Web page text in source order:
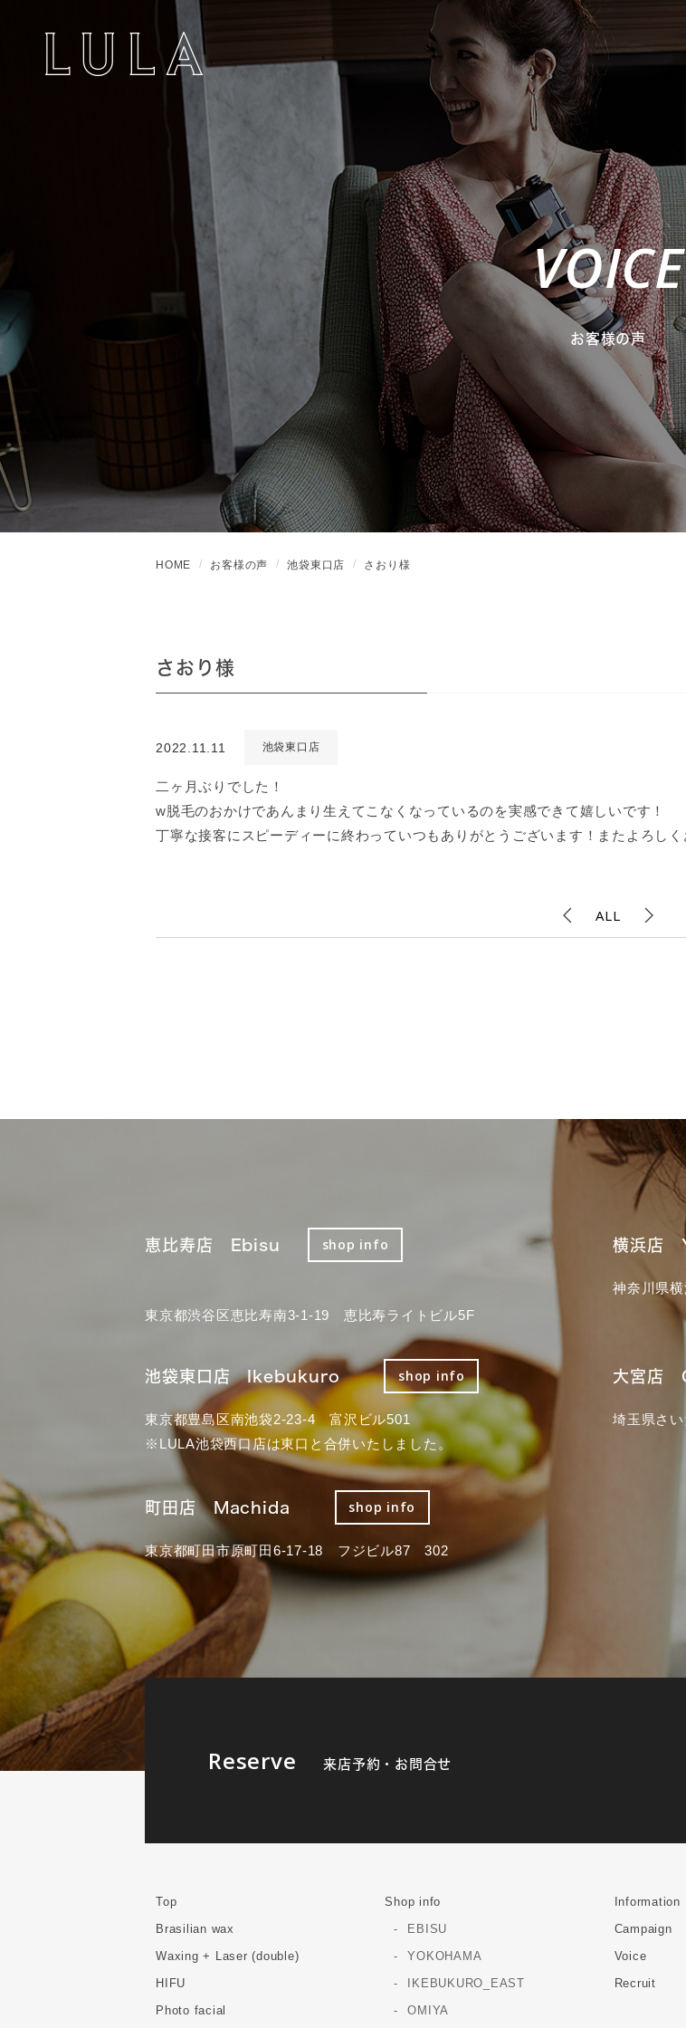
VOICE
お客様の声
HOME お客様の声 池袋東口店 さおり様
さおり様
2022.11.11 池袋東口店
二ヶ月ぶりでした！
w脱毛のおかけであんまり生えてこなくなっているのを実感できて嬉しいです！
丁寧な接客にスピーディーに終わっていつもありがとうございます！またよろしく
ALL
恵比寿店 Ebisu shop info
東京都渋谷区恵比寿南3-1-19 恵比寿ライトビル5F
横浜店
神奈川県
池袋東口店 Ikebukuro shop info
東京都豊島区南池袋2-23-4 富沢ビル501
※LULA池袋西口店は東口と合併いたしました。
大宮店
埼玉県さ
町田店 Machida shop info
東京都町田市原町田6-17-18 フジビル87 302
Reserve 来店予約・お問合せ
Top
Brasilian wax
Waxing + Laser (double)
HIFU
Photo facial
Shop info
EBISU
YOKOHAMA
IKEBUKURO_EAST
OMIYA
Information
Campaign
Voice
Recruit